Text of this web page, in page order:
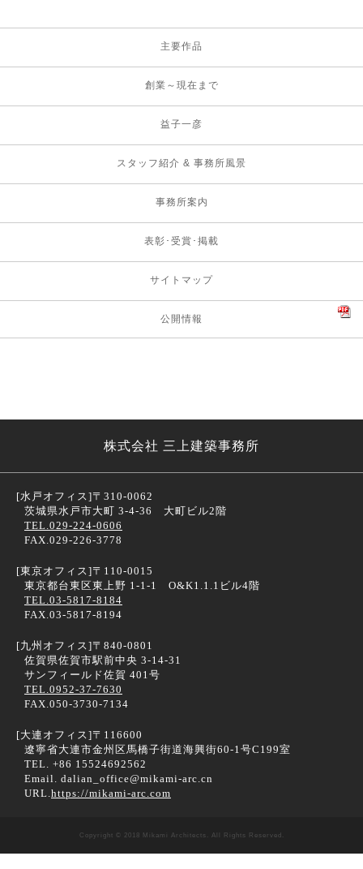
主要作品
創業～現在まで
益子一彦
スタッフ紹介 & 事務所風景
事務所案内
表彰･受賞･掲載
サイトマップ
公開情報
株式会社 三上建築事務所
[水戸オフィス]〒310-0062
茨城県水戸市大町 3-4-36 大町ビル2階
TEL.029-224-0606
FAX.029-226-3778
[東京オフィス]〒110-0015
東京都台東区東上野 1-1-1 O&K1.1.1ビル4階
TEL.03-5817-8184
FAX.03-5817-8194
[九州オフィス]〒840-0801
佐賀県佐賀市駅前中央 3-14-31
サンフィールド佐賀 401号
TEL.0952-37-7630
FAX.050-3730-7134
[大連オフィス]〒116600
遼寧省大連市金州区馬橋子街道海興街60-1号C199室
TEL. +86 15524692562
Email. dalian_office@mikami-arc.cn
URL.https://mikami-arc.com
Copyright © 2018 Mikami Architects. All Rights Reserved.